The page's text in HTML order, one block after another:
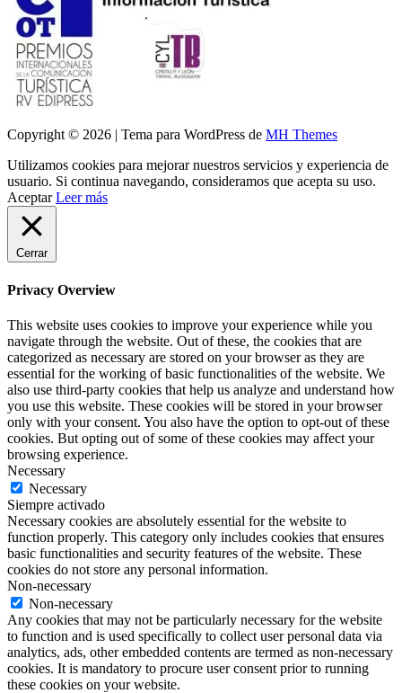
Copyright © 2026 | Tema para WordPress de MH Themes
Utilizamos cookies para mejorar nuestros servicios y experiencia de
usuario. Si continua navegando, consideramos que acepta su uso.
Aceptar Leer más
Cerrar
Privacy Overview
This website uses cookies to improve your experience while you
navigate through the website. Out of these, the cookies that are
categorized as necessary are stored on your browser as they are
essential for the working of basic functionalities of the website. We
also use third-party cookies that help us analyze and understand how
you use this website. These cookies will be stored in your browser
only with your consent. You also have the option to opt-out of these
cookies. But opting out of some of these cookies may affect your
browsing experience.
Necessary
Necessary
Siempre activado
Necessary cookies are absolutely essential for the website to
function properly. This category only includes cookies that ensures
basic functionalities and security features of the website. These
cookies do not store any personal information.
Non-necessary
Non-necessary
Any cookies that may not be particularly necessary for the website
to function and is used specifically to collect user personal data via
analytics, ads, other embedded contents are termed as non-necessary
cookies. It is mandatory to procure user consent prior to running
these cookies on your website.